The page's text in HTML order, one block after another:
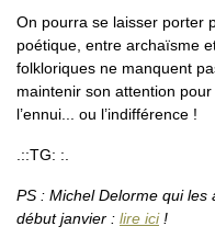
On pourra se laisser porter
poétique, entre archaïsme
folkloriques ne manquent
maintenir son attention
l’ennui... ou l’indifférence !
.::TG: :.
PS : Michel Delorme qui les
début janvier : lire ici!